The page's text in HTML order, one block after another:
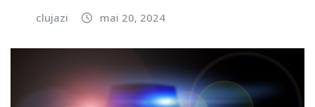
clujazi mai 20, 2024